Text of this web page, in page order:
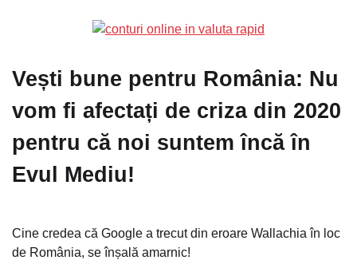
Vești bune pentru România: Nu
vom fi afectați de criza din 2020
pentru că noi suntem încă în
Evul Mediu!
Cine credea că Google a trecut din eroare Wallachia în loc
de România, se înșală amarnic!